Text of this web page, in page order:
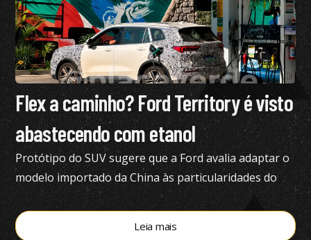
Flex a caminho? Ford Territory é visto
abastecendo com etanol
Protótipo do SUV sugere que a Ford avalia adaptar o
modelo importado da China às particularidades do
mercado brasileiro
Leia mais